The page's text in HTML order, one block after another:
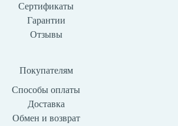
Сертификаты
Гарантии
Отзывы
Покупателям
Способы оплаты
Доставка
Обмен и возврат